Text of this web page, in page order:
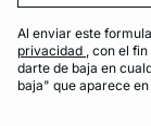
Al enviar este
privacidad , con el
darte de baja en
baja" que aparece